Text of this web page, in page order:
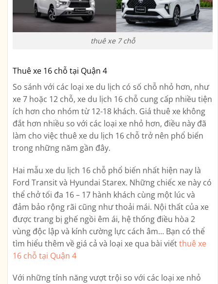
thuê xe 7 chỗ
Thuê xe 16 chỗ tại Quận 4
So sánh với các loại xe du lịch có số chỗ nhỏ hơn, như
xe 7 hoặc 12 chỗ, xe du lịch 16 chỗ cung cấp nhiều tiện
ích hơn cho nhóm từ 12-18 khách. Giá thuê xe không
đắt hơn nhiều so với các loại xe nhỏ hơn, điều này đã
làm cho việc thuê xe du lịch 16 chỗ trở nên phổ biến
trong những năm gần đây.
Hai mẫu xe du lịch 16 chỗ phổ biến nhất hiện nay là
Ford Transit và Hyundai Starex. Những chiếc xe này có
thể chở tối đa 16 – 17 hành khách cùng một lúc và
đảm bảo rộng rãi cũng như thoải mái. Nội thất của xe
được trang bị ghế ngồi êm ái, hệ thống điều hòa 2
vùng độc lập và kính cường lực cách âm… Bạn có thể
tìm hiểu thêm về giá cả và loại xe qua bài viếtthuê xe
16 chỗ tại Quận 4
Với những tính năng vượt trội so với các loại xe nhỏ